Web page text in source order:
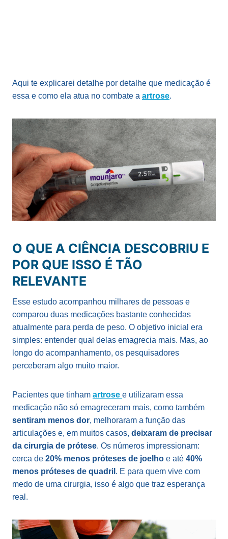
Aqui te explicarei detalhe por detalhe que medicação é
essa e como ela atua no combate a artrose.
O QUE A CIÊNCIA DESCOBRIU E
POR QUE ISSO É TÃO
RELEVANTE
Esse estudo acompanhou milhares de pessoas e
comparou duas medicações bastante conhecidas
atualmente para perda de peso. O objetivo inicial era
simples: entender qual delas emagrecia mais. Mas, ao
longo do acompanhamento, os pesquisadores
perceberam algo muito maior.
Pacientes que tinham artrose e utilizaram essa
medicação não só emagreceram mais, como também
sentiram menos dor, melhoraram a função das
articulações e, em muitos casos, deixaram de precisar
da cirurgia de prótese. Os números impressionam:
cerca de 20% menos próteses de joelho e até 40%
menos próteses de quadril . E para quem vive com
medo de uma cirurgia, isso é algo que traz esperança
real.